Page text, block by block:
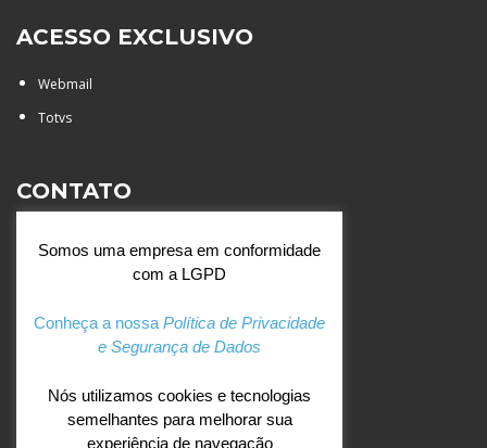
ACESSO EXCLUSIVO
Webmail
Totvs
CONTATO
Santa Catarina - São José do
Rio Preto (SP)
+55 (17) 3354 7000
agostiniano@csj.g12.br
REDES SOCIAIS
Somos uma empresa em conformidade
com a LGPD
Conheça a nossa Política de Privacidade
e Segurança de Dados
Nós utilizamos cookies e tecnologias
semelhantes para melhorar sua
experiência de navegação